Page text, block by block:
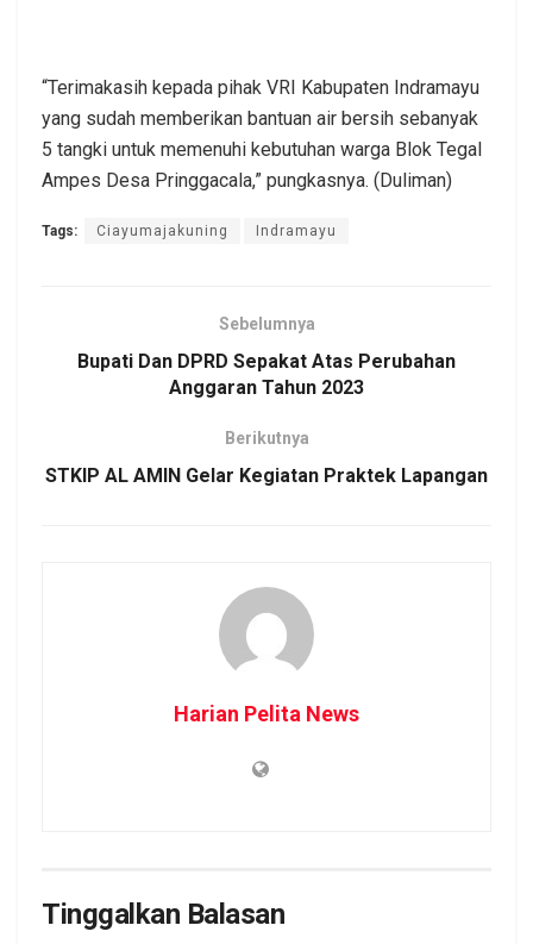
“Terimakasih kepada pihak VRI Kabupaten Indramayu
yang sudah memberikan bantuan air bersih sebanyak
5 tangki untuk memenuhi kebutuhan warga Blok Tegal
Ampes Desa Pringgacala,” pungkasnya. (Duliman)
Tags: Ciayumajakuning Indramayu
Sebelumnya
Bupati Dan DPRD Sepakat Atas Perubahan
Anggaran Tahun 2023
Berikutnya
STKIP AL AMIN Gelar Kegiatan Praktek Lapangan
Harian Pelita News
Tinggalkan Balasan